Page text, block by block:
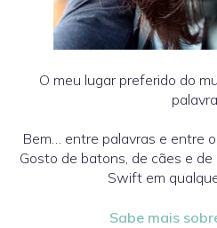
O meu lugar preferido do
Bem… entre palavras e entre
Gosto de batons, de cães e
Swift em
Sabe mais